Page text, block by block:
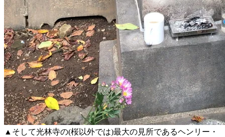
▲そして光林寺の(桜以外では)最大の見所であるヘンリー・